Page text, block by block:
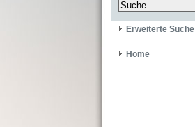
Erweiterte Suche
Home